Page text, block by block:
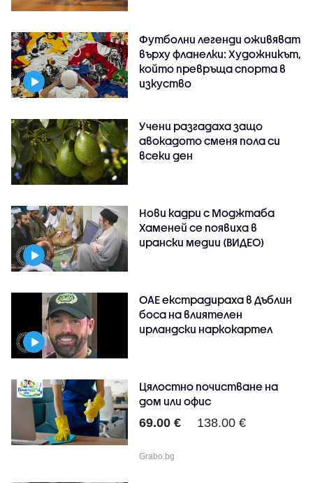
Футболни легенди оживяват
върху фланелки: Художникът,
който превръща спорта в
изкуство
Учени разгадаха защо
авокадото сменя пола си
всеки ден
Нови кадри с Моджтаба
Хаменей се появиха в
ирански медии (ВИДЕО)
ОАЕ екстрадираха в Дъблин
боса на влиятелен
ирландски наркокартел
Цялостно почистване на
дом или офис
69.00 € 138.00 €
Grabo.bg